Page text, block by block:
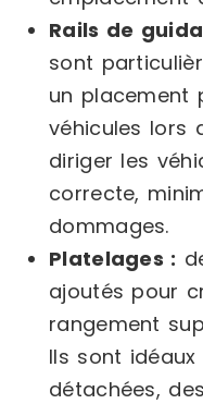
Rails de
sont
un placement
véhicules lors
diriger les
correcte,
dommages.
Platelages :
ajoutés pour
rangement
Ils sont
détachées,